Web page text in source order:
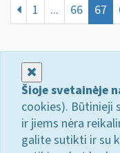
1 ... 66 67
Šioje svetainėje
cookies). Būtinieji
ir jiems nėra
galite sutikti ir su